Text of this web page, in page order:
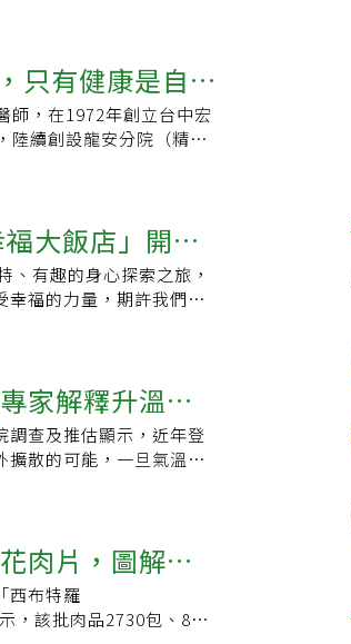
以對談形式與大家互
過活動資訊！主辦單位｜
誌活動洽詢｜《聯合文
園區建築取得黃金級智
歡動手做 投入心血管領
院擔任實習醫師期間，
勵。他觀察到心臟內科可
他的個性比較不像外科醫
醫療，控制病情並預防
梗塞偵測軟體」醫療器
封堵器決定方法及系統」
騎單車、肌肉訓練與旅
，達到放鬆的效果。在
技術做到極致、累積執
，「天下武功唯快不
療服務做到最好，他的行
視病猶親，才是病人需要
師指導的肌肉訓練課
。張坤正 專長：心律不
心臟整流去顫器植入、
律不整冷凍消融手術、心
報名吧!)
治基金會是全台唯一服
醫療新知。並同時關注
線上課程，致力於將腎臟
多文章💖支持腎友延緩腎
慢病衛教資訊，與您一
題圈 📍觀看影音&gt;&gt;
只有健康是自己
師，在1972年創立台中宏
陸續創設龍安分院（精神
要當醫師，也順利考取中
神經外科專科。當年吳
負擔醫藥費的痛苦，立
，附設護理之家，約一半
年因為高中同學、時
院為精神專科醫院，並
，他和妻子林豐麗探視
圍爐，患者說「家裡的床
可歸的精神病患者有個
開的是平價的汽車。為
工作時間長，在醫院時會
分飽，偏好吃魚、水
喜歡閱讀醫學、管理、
樂，如世界三大男高音、
大飯店」開放
、有趣的身心探索之旅，
幸福的力量，期許我們都
16:00🌱地點：文化
三段362號)免費活動，
s/WRRY0
家解釋升溫影
調查及推估顯示，近年登
擴散的可能，一旦氣溫持
蚊媒傳染病防治研究中
蚊的分布情形。該中心
或台南市新營區為北
板橋車站各捕獲一隻埃
獲一隻埃及斑蚊，當時
肉片，圖解速
片的問題
西布特羅
，該批肉品2730包、819